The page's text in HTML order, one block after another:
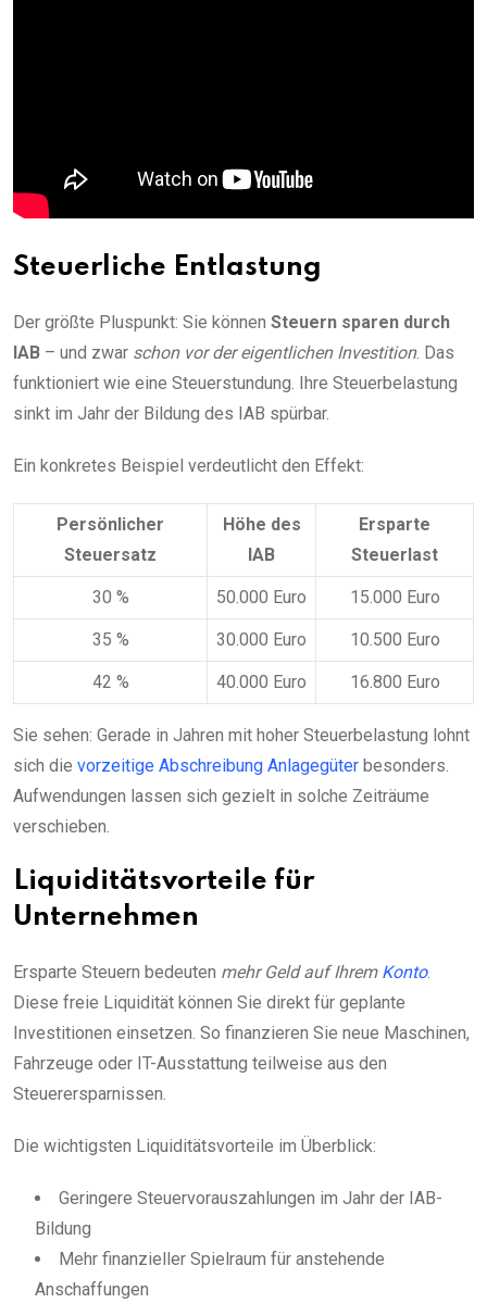
Steuerliche Entlastung
Der größte Pluspunkt: Sie können Steuern sparen durch
IAB – und zwar schon vor der eigentlichen Investition. Das
funktioniert wie eine Steuerstundung. Ihre Steuerbelastung
sinkt im Jahr der Bildung des IAB spürbar.
Ein konkretes Beispiel verdeutlicht den Effekt:
Persönlicher
Steuersatz
Höhe des
IAB
Ersparte
Steuerlast
30 % 50.000 Euro 15.000 Euro
35 % 30.000 Euro 10.500 Euro
42 % 40.000 Euro 16.800 Euro
Sie sehen: Gerade in Jahren mit hoher Steuerbelastung lohnt
sich die vorzeitige Abschreibung Anlagegüter besonders.
Aufwendungen lassen sich gezielt in solche Zeiträume
verschieben.
Liquiditätsvorteile für
Unternehmen
Ersparte Steuern bedeuten mehr Geld auf Ihrem Konto.
Diese freie Liquidität können Sie direkt für geplante
Investitionen einsetzen. So finanzieren Sie neue Maschinen,
Fahrzeuge oder IT-Ausstattung teilweise aus den
Steuerersparnissen.
Die wichtigsten Liquiditätsvorteile im Überblick:
Geringere Steuervorauszahlungen im Jahr der IAB-
Bildung
Mehr finanzieller Spielraum für anstehende
Anschaffungen